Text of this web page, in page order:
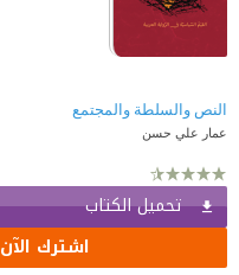
النص والسلطة والمجتمع
عمار علي حسن
تحميل الكتاب
اشترك الآن